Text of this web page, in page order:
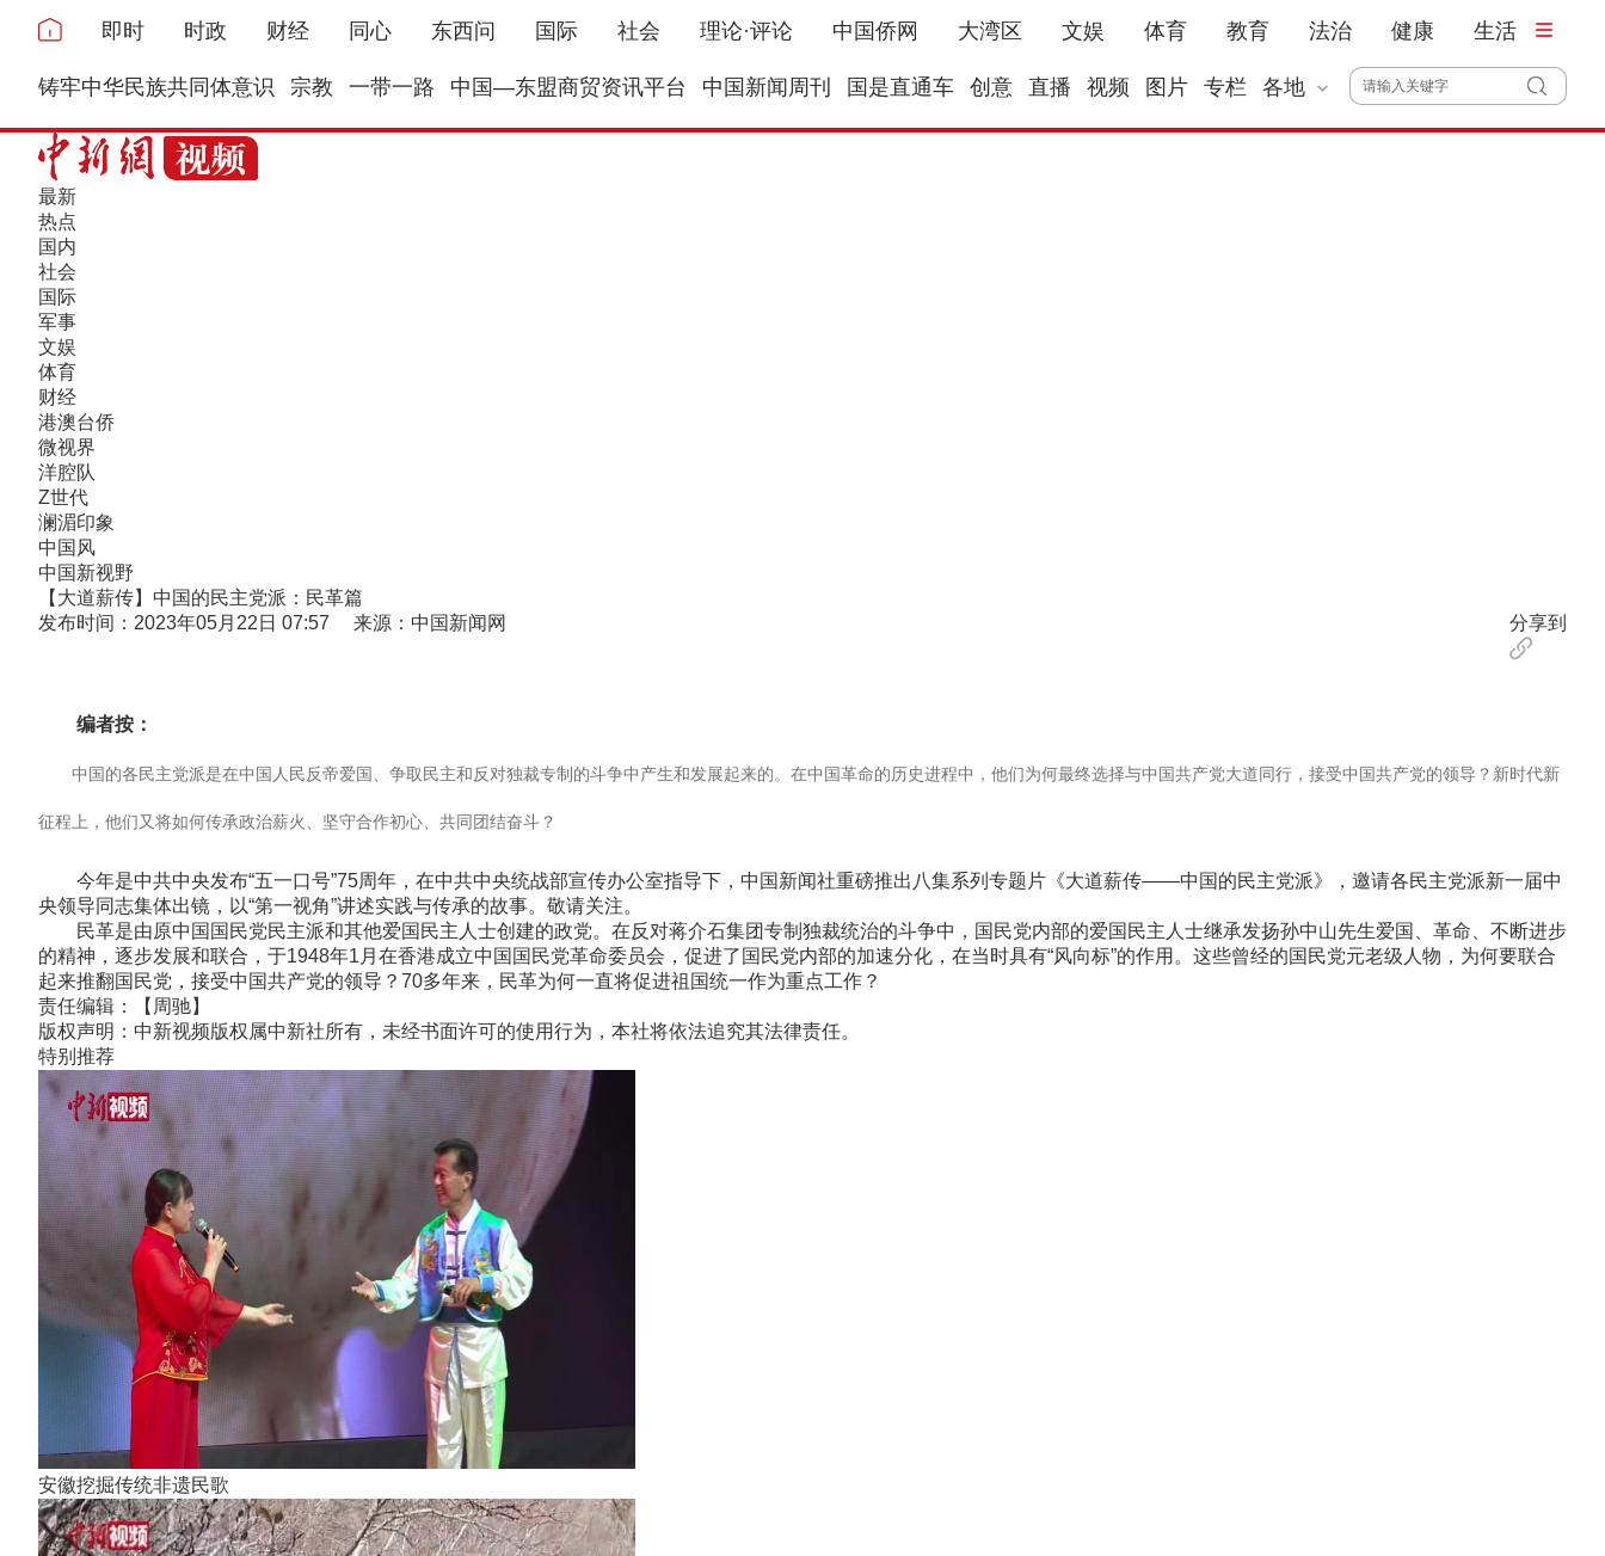
即时 时政 财经 同心 东西问 国际 社会 理论·评论 中国侨网 大湾区 文娱 体育 教育 法治 健康 生活
铸牢中华民族共同体意识 宗教 一带一路 中国—东盟商贸资讯平台 中国新闻周刊 国是直通车 创意 直播 视频 图片 专栏 各地
最新
热点
国内
社会
国际
军事
文娱
体育
财经
港澳台侨
微视界
洋腔队
Z世代
澜湄印象
中国风
中国新视野
【大道薪传】中国的民主党派：民革篇
发布时间：2023年05月22日 07:57 来源：中国新闻网
分享到
编者按：
中国的各民主党派是在中国人民反帝爱国、争取民主和反对独裁专制的斗争中产生和发展起来的。在中国革命的历史进程中，他们为何最终选择与中国共产党大道同行，接受中国共产党的领导？新时代新
征程上，他们又将如何传承政治薪火、坚守合作初心、共同团结奋斗？
今年是中共中央发布“五一口号”75周年，在中共中央统战部宣传办公室指导下，中国新闻社重磅推出八集系列专题片《大道薪传——中国的民主党派》，邀请各民主党派新一届中
央领导同志集体出镜，以“第一视角”讲述实践与传承的故事。敬请关注。
民革是由原中国国民党民主派和其他爱国民主人士创建的政党。在反对蒋介石集团专制独裁统治的斗争中，国民党内部的爱国民主人士继承发扬孙中山先生爱国、革命、不断进步
的精神，逐步发展和联合，于1948年1月在香港成立中国国民党革命委员会，促进了国民党内部的加速分化，在当时具有“风向标”的作用。这些曾经的国民党元老级人物，为何要联合
起来推翻国民党，接受中国共产党的领导？70多年来，民革为何一直将促进祖国统一作为重点工作？
责任编辑：【周驰】
版权声明：中新视频版权属中新社所有，未经书面许可的使用行为，本社将依法追究其法律责任。
特别推荐
安徽挖掘传统非遗民歌